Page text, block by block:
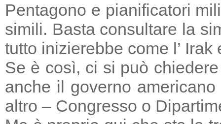
Pentagono e pianificatori
simili. Basta consultare la
tutto inizierebbe come l’
Se è così, ci si può
anche il governo
altro – Congresso o